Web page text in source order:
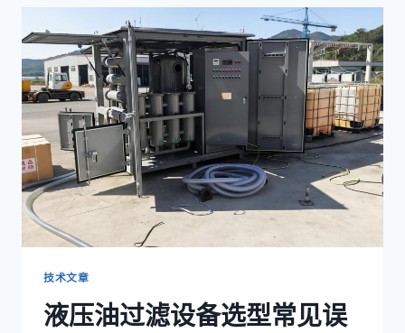
滤
设
备
日
常
维
护
故
障
处
技术文章
液压油过滤设备选型常见误